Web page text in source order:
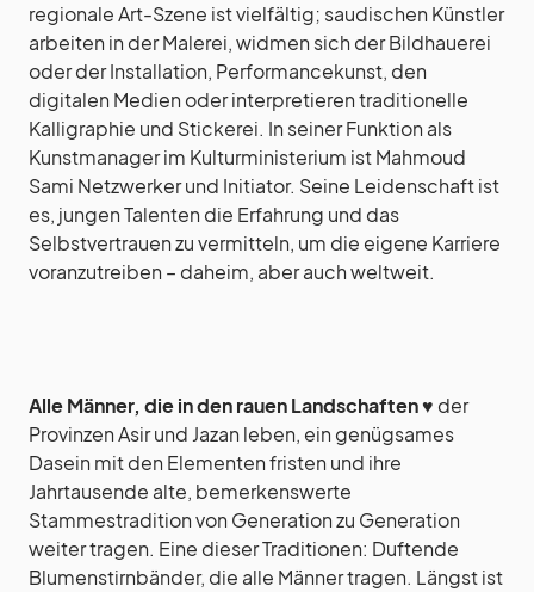
regionale Art-Szene ist vielfältig; saudischen Künstler
arbeiten in der Malerei, widmen sich der Bildhauerei
oder der Installation, Performancekunst, den
digitalen Medien oder interpretieren traditionelle
Kalligraphie und Stickerei. In seiner Funktion als
Kunstmanager im Kulturministerium ist Mahmoud
Sami Netzwerker und Initiator. Seine Leidenschaft ist
es, jungen Talenten die Erfahrung und das
Selbstvertrauen zu vermitteln, um die eigene Karriere
voranzutreiben – daheim, aber auch weltweit.
Alle Männer, die in den rauen Landschaften♥︎ der
Provinzen Asir und Jazan leben, ein genügsames
Dasein mit den Elementen fristen und ihre
Jahrtausende alte, bemerkenswerte
Stammestradition von Generation zu Generation
weiter tragen. Eine dieser Traditionen: Duftende
Blumenstirnbänder, die alle Männer tragen. Längst ist